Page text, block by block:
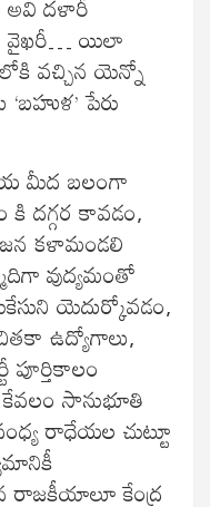
వైఖరీ… యిలా
వచ్చిన యెన్నో
పేరు
మీద బలంగా
కి దగ్గర కావడం,
కళామండలి
వుద్యమంతో
యెదుర్కోవడం,
ఉద్యోగాలు,
సానుభూతి
రాధేయల చుట్టూ
రాజకీయాలూ కేంద్ర